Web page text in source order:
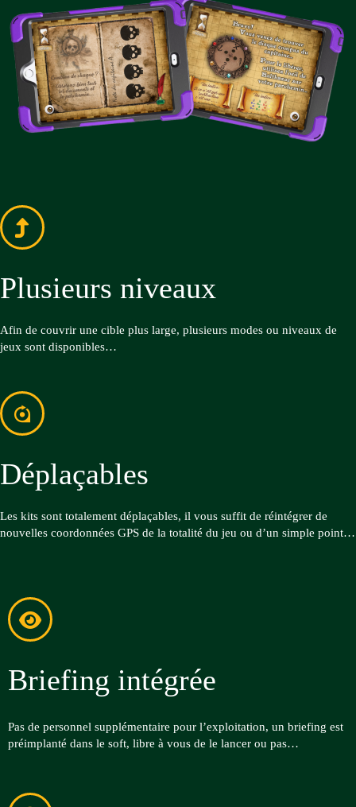
Plusieurs niveaux
Afin de couvrir une cible plus large, plusieurs modes ou niveaux de
jeux sont disponibles…
Déplaçables
Les kits sont totalement déplaçables, il vous suffit de réintégrer de
nouvelles coordonnées GPS de la totalité du jeu ou d’un simple point…
Briefing intégrée
Pas de personnel supplémentaire pour l’exploitation, un briefing est
préimplanté dans le soft, libre à vous de le lancer ou pas…